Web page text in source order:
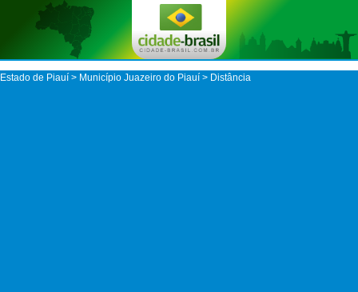
Estado de Piauí > Município Juazeiro do Piauí > Distância